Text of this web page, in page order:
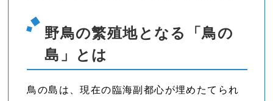
野鳥の繁殖地となる「鳥の
島」とは
鳥の島は、現在の臨海副都心が埋めたてられ